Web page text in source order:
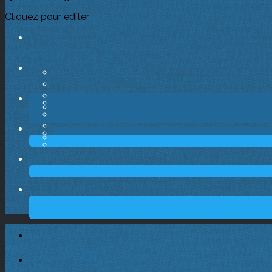
Cliquez pour éditer